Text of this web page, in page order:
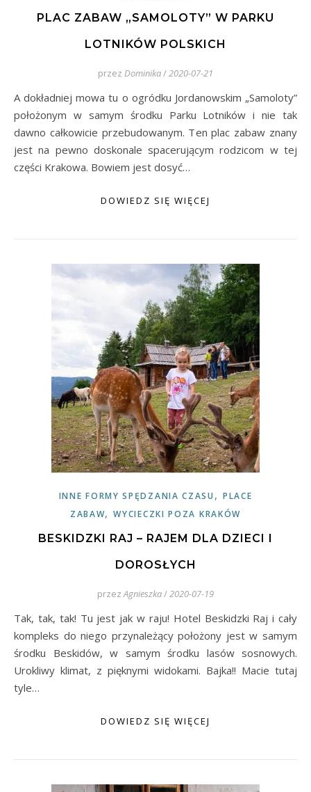
PLAC ZABAW „SAMOLOTY” W PARKU
LOTNIKÓW POLSKICH
przez Dominika/2020-07-21
A dokładniej mowa tu o ogródku Jordanowskim „Samoloty”
położonym w samym środku Parku Lotników i nie tak
dawno całkowicie przebudowanym. Ten plac zabaw znany
jest na pewno doskonale spacerującym rodzicom w tej
części Krakowa. Bowiem jest dosyć…
DOWIEDZ SIĘ WIĘCEJ
INNE FORMY SPĘDZANIA CZASU , PLACE
ZABAW,WYCIECZKI POZA KRAKÓW
BESKIDZKI RAJ – RAJEM DLA DZIECI I
DOROSŁYCH
przez Agnieszka/2020-07-19
Tak, tak, tak! Tu jest jak w raju! Hotel Beskidzki Raj i cały
kompleks do niego przynależący położony jest w samym
środku Beskidów, w samym środku lasów sosnowych.
Urokliwy klimat, z pięknymi widokami. Bajka!! Macie tutaj
tyle…
DOWIEDZ SIĘ WIĘCEJ